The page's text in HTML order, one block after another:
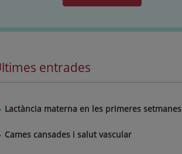
entrades
Lactància materna en les primeres setmanes
Cames cansades i salut vascular